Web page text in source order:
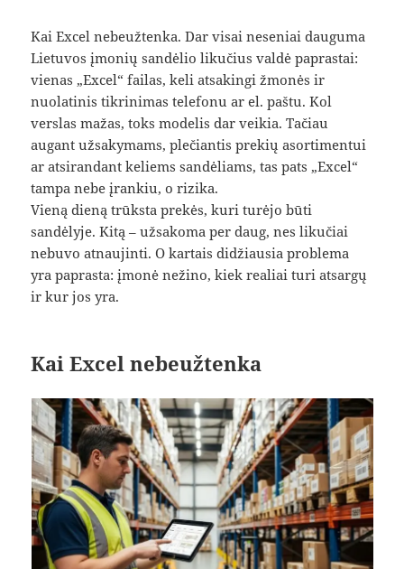
Kai Excel nebeužtenka. Dar visai neseniai dauguma
Lietuvos įmonių sandėlio likučius valdė paprastai:
vienas „Excel“ failas, keli atsakingi žmonės ir
nuolatinis tikrinimas telefonu ar el. paštu. Kol
verslas mažas, toks modelis dar veikia. Tačiau
augant užsakymams, plečiantis prekių asortimentui
ar atsirandant keliems sandėliams, tas pats „Excel“
tampa nebe įrankiu, o rizika.
Vieną dieną trūksta prekės, kuri turėjo būti
sandėlyje. Kitą – užsakoma per daug, nes likučiai
nebuvo atnaujinti. O kartais didžiausia problema
yra paprasta: įmonė nežino, kiek realiai turi atsargų
ir kur jos yra.
Kai Excel nebeužtenka